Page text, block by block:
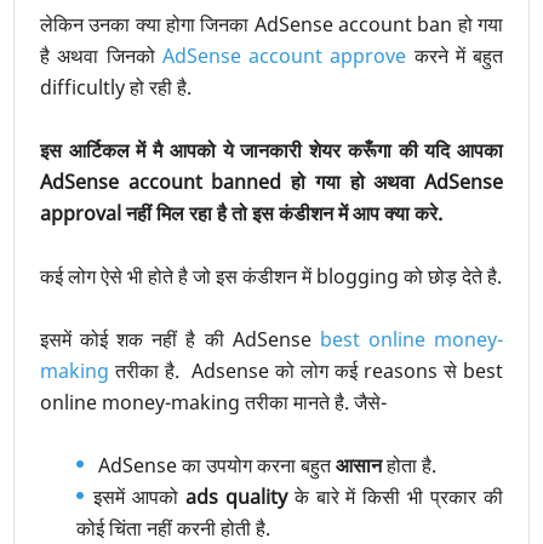
लेकिन उनका क्या होगा जिनका AdSense account ban हो गया
है अथवा जिनको AdSense account approveकरने में बहुत
difficultly हो रही है.
इस आर्टिकल में मै आपको ये जानकारी शेयर करूँगा की यदि आपका
AdSense account banned हो गया हो अथवा AdSense
approval नहीं मिल रहा है तो इस कंडीशन में आप क्या करे.
कई लोग ऐसे भी होते है जो इस कंडीशन में blogging को छोड़ देते है.
इसमें कोई शक नहीं है की AdSensebest online money-
making तरीका है. Adsense को लोग कई reasons से best
online money-making तरीका मानते है. जैसे-
AdSense का उपयोग करना बहुतआसानहोता है.
इसमें आपको ads qualityके बारे में किसी भी प्रकार की
कोई चिंता नहीं करनी होती है.